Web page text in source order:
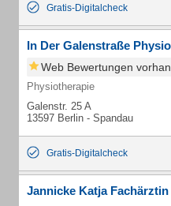
Gratis-Digitalcheck
In Der Galenstraße
Web Bewertungen
Physiotherapie
Galenstr. 25 A
13597 Berlin - Spandau
Gratis-Digitalcheck
Jannicke Katja